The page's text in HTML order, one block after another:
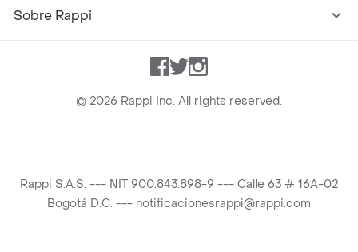
Sobre Rappi
Facebook
TwitterInstagram
© 2026 Rappi Inc. All rights reserved.
Rappi S.A.S. --- NIT 900.843.898-9 --- Calle 63 # 16A-02
Bogotá D.C. --- notificacionesrappi@rappi.com